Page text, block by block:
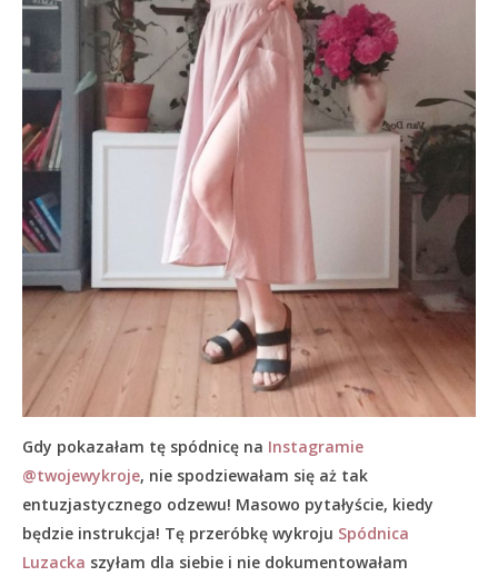
Gdy pokazałam tę spódnicę na Instagramie
@twojewykroje, nie spodziewałam się aż tak
entuzjastycznego odzewu! Masowo pytałyście, kiedy
będzie instrukcja! Tę przeróbkę wykroju Spódnica
Luzacka szyłam dla siebie i nie dokumentowałam